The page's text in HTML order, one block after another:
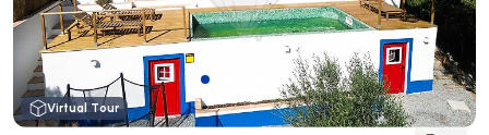
Virtual Tour